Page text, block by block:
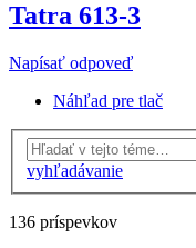
Tatra 613-3
Napísať odpoveď
Náhľad pre tlač
vyhľadávanie
136 príspevkov